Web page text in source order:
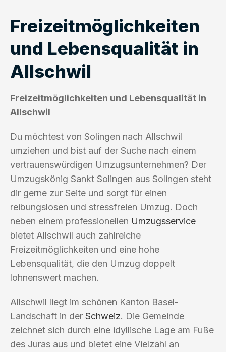
Freizeitmöglichkeiten
und Lebensqualität in
Allschwil
Freizeitmöglichkeiten und Lebensqualität in
Allschwil
Du möchtest von Solingen nach Allschwil
umziehen und bist auf der Suche nach einem
vertrauenswürdigen Umzugsunternehmen? Der
Umzugskönig Sankt Solingen aus Solingen steht
dir gerne zur Seite und sorgt für einen
reibungslosen und stressfreien Umzug. Doch
neben einem professionellen Umzugsservice
bietet Allschwil auch zahlreiche
Freizeitmöglichkeiten und eine hohe
Lebensqualität, die den Umzug doppelt
lohnenswert machen.
Allschwil liegt im schönen Kanton Basel-
Landschaft in der Schweiz. Die Gemeinde
zeichnet sich durch eine idyllische Lage am Fuße
des Juras aus und bietet eine Vielzahl an